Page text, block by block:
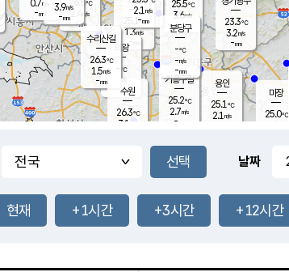
25.1℃
1.3m/s
- mm
-mm
-mm
용인
25.1℃
2.1 m/s
23.3℃
3.2m/s
-mm
25.1
℃
25.4℃
0.9m/s
-mm
마장
25.0℃
의왕
- ℃
m/s
mm
26.8 ℃
2.4 m/s
-mm
0.7m/s
-mm
-mm
3.9m/s
-mm
25.5℃
3.6m/s
-mm
2.1 m/s
-mm
기흥구갈
25.2℃
2.7m/s
-
수리산길
26.3℃
1.5m/s
-mm
분당구
-℃
-m/s
-mm
수원
26.3℃
3.1 m/s
날짜
현재 +1시간 +3시간 +12시간